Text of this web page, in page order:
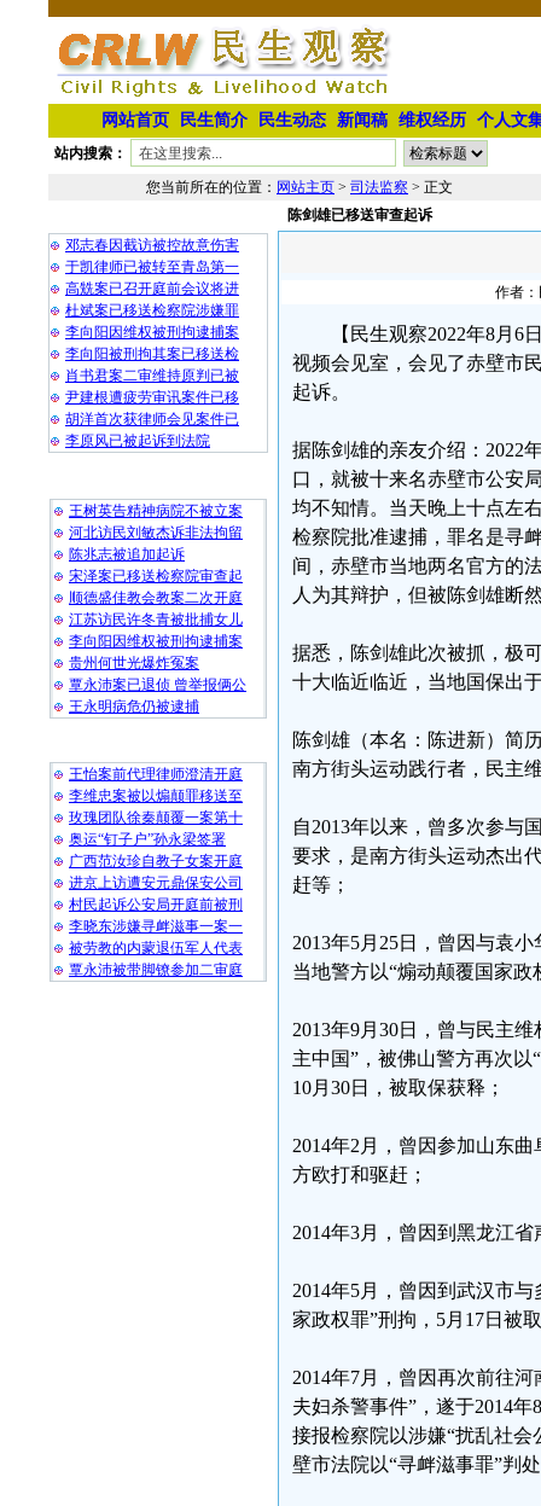
网站首页 民生简介 民生动态 新闻稿 维权经历 个人文
站内搜索：
您当前所在的位置： 网站主页 > 司法监察 > 正文
邓志春因截访被控故意伤害
于凯律师已被转至青岛第一
高兟案已召开庭前会议将进
杜斌案已移送检察院涉嫌罪
李向阳因维权被刑拘逮捕案
李向阳被刑拘其案已移送检
肖书君案二审维持原判已被
尹建根遭疲劳审讯案件已移
胡洋首次获律师会见案件已
李原风已被起诉到法院
王树英告精神病院不被立案
河北访民刘敏杰诉非法拘留
陈兆志被追加起诉
宋泽案已移送检察院审查起
顺德盛佳教会教案二次开庭
江苏访民许冬青被批捕女儿
李向阳因维权被刑拘逮捕案
贵州何世光爆炸冤案
覃永沛案已退侦 曾举报俩公
王永明病危仍被逮捕
王怡案前代理律师澄清开庭
李维忠案被以煽颠罪移送至
玫瑰团队徐秦颠覆一案第十
奥运“钉子户”孙永梁签署
广西范汝珍自教子女案开庭
进京上访遭安元鼎保安公司
村民起诉公安局开庭前被刑
李晓东涉嫌寻衅滋事一案一
被劳教的内蒙退伍军人代表
覃永沛被带脚镣参加二审庭
陈剑雄已移送审查起诉
作者：
【民生观察2022年8月
视频会见室，会见了赤壁市
起诉。
据陈剑雄的亲友介绍：2022
口，就被十来名赤壁市公安
均不知情。当天晚上十点左
检察院批准逮捕，罪名是寻
间，赤壁市当地两名官方的
人为其辩护，但被陈剑雄断
据悉，陈剑雄此次被抓，极
十大临近临近，当地国保出
陈剑雄（本名：陈进新）简
南方街头运动践行者，民主
自2013年以来，曾多次参与
要求，是南方街头运动杰出
赶等；
2013年5月25日，曾因与袁
当地警方以“煽动颠覆国家政
2013年9月30日，曾与民主
主中国”，被佛山警方再次
10月30日，被取保获释；
2014年2月，曾因参加山东
方欧打和驱赶；
2014年3月，曾因到黑龙江
2014年5月，曾因到武汉市
家政权罪”刑拘，5月17日被
2014年7月，曾因再次前往
夫妇杀警事件”，遂于2014
接报检察院以涉嫌“扰乱社会
壁市法院以“寻衅滋事罪”判